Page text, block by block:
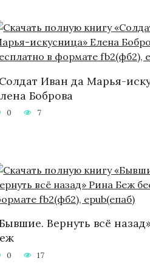
Иван да Марья-
Боброва
0 7
Вернуть всё
0 17